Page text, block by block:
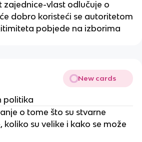
zajednice-vlast odlučuje o
dobro koristeći se autoritetom
pobjede na izborima
New cards
politika
o tome što su stvarne
su velike i kako se može